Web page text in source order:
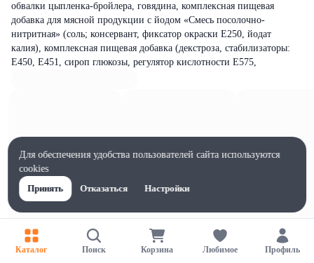
обвалки цыпленка-бройлера, говядина, комплексная пищевая
добавка для мясной продукции с йодом «Смесь посолочно-
нитритная» (соль; консервант, фиксатор окраски Е250, йодат
калия), комплексная пищевая добавка (декстроза, стабилизаторы:
Е450, Е451, сироп глюкозы, регулятор кислотности Е575,
Каталог Поиск Корзина Любимое Профиль
Для обеспечения удобства пользователей сайта используются
cookies
Принять
Отказаться Настройки